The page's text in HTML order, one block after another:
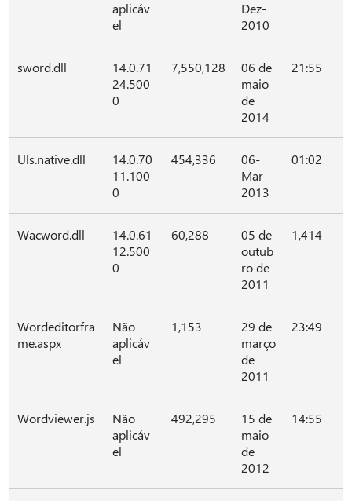
aplicáv
el
Dez-
2010
sword.dll
14.0.71
24.500
0
7,550,128
06 de
maio
de
2014
21:55
Uls.native.dll
14.0.70
11.100
0
454,336
06-
Mar-
2013
01:02
Wacword.dll
14.0.61
12.500
0
60,288
05 de
outub
ro de
2011
1,414
Wordeditorfra
me.aspx
Não
aplicáv
el
1,153
29 de
março
de
2011
23:49
Wordviewer.js
Não
aplicáv
el
492,295
15 de
maio
de
2012
14:55